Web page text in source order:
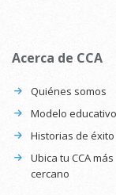
Acerca de CCA
Quiénes somos
Modelo educativo
Historias de éxito
Ubica tu CCA más
cercano